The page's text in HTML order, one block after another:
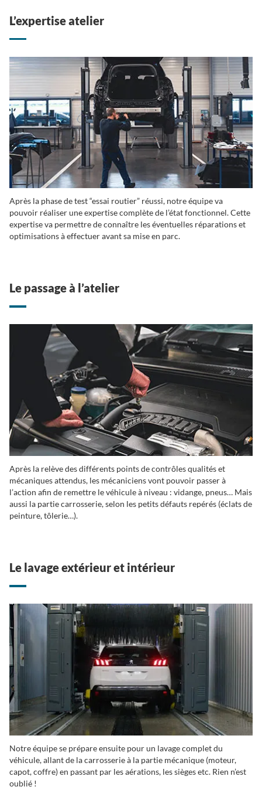
L’expertise atelier
Après la phase de test “essai routier” réussi, notre équipe va
pouvoir réaliser une expertise complète de l’état fonctionnel. Cette
expertise va permettre de connaître les éventuelles réparations et
optimisations à effectuer avant sa mise en parc.
Le passage à l’atelier
Après la relève des différents points de contrôles qualités et
mécaniques attendus, les mécaniciens vont pouvoir passer à
l’action afin de remettre le véhicule à niveau : vidange, pneus… Mais
aussi la partie carrosserie, selon les petits défauts repérés (éclats de
peinture, tôlerie…).
Le lavage extérieur et intérieur
Notre équipe se prépare ensuite pour un lavage complet du
véhicule, allant de la carrosserie à la partie mécanique (moteur,
capot, coffre) en passant par les aérations, les sièges etc. Rien n’est
oublié !